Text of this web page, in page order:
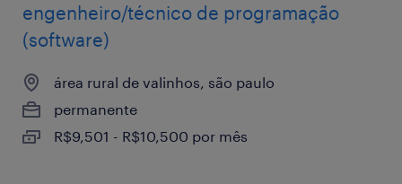
engenheiro/técnico de programação
(software)
área rural de valinhos, são paulo
permanente
R$9,501 - R$10,500 por mês